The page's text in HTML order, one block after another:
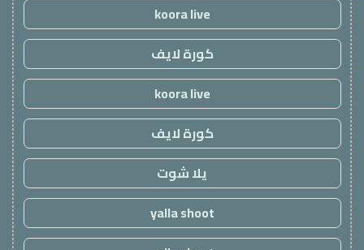
koora live
كورة لايف
koora live
كورة لايف
يلا شوت
yalla shoot